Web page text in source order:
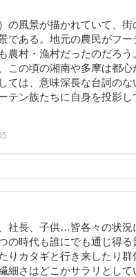
の風景が描かれていて、
である。地元の農民がフー
農村・漁村だったのだろ
この頃の湘南や多摩は都
ては、意味深長な台詞の
テン族たちに自身を投影
社長、子供…皆各々の状況
の時代も誰にでも通じ得
りカタギと行き来したり群
細さはどこかサラリとし